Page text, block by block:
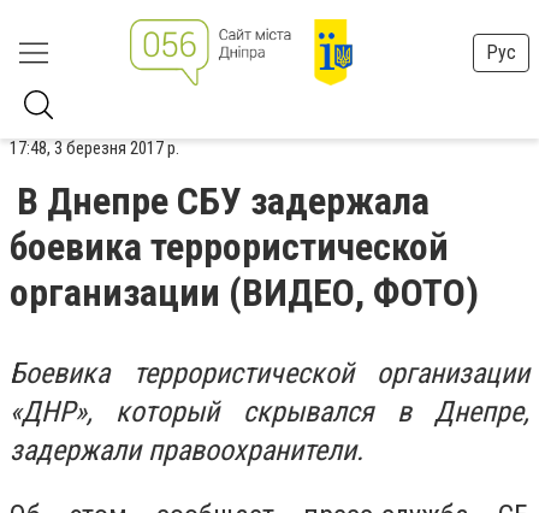
Рус
17:48, 3 березня 2017 р.
В Днепре СБУ задержала
боевика террористической
организации (ВИДЕО, ФОТО)
Боевика террористической организации
«ДНР», который скрывался в Днепре,
задержали правоохранители.